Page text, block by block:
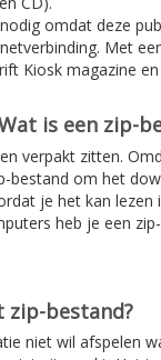
omdat deze
Met
Kiosk magazine
is een zip-
verpakt zitten.
bestand om het
je het kan lezen
heb je een
bestand?
niet wil afspelen